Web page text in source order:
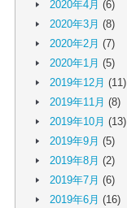
2020年4月 (6)
2020年3月 (8)
2020年2月 (7)
2020年1月 (5)
2019年12月 (11)
2019年11月 (8)
2019年10月 (13)
2019年9月 (5)
2019年8月 (2)
2019年7月 (6)
2019年6月 (16)